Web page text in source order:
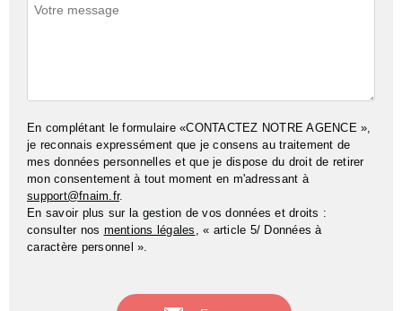
Commentaires
En complétant le formulaire «CONTACTEZ NOTRE AGENCE »,
je reconnais expressément que je consens au traitement de
mes données personnelles et que je dispose du droit de retirer
mon consentement à tout moment en m'adressant à
support@fnaim.fr.
En savoir plus sur la gestion de vos données et droits :
consulter nos mentions légales , « article 5/ Données à
caractère personnel ».